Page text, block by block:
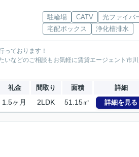
駐輪場 CATV
光ファイバ
宅配ボックス
浄化槽排水
っております！
などのご相談もお気軽に賃貸エージェント市
礼金 間取り 面積 詳細
1.5ヶ月 2LDK 51.15㎡ 詳細を見る